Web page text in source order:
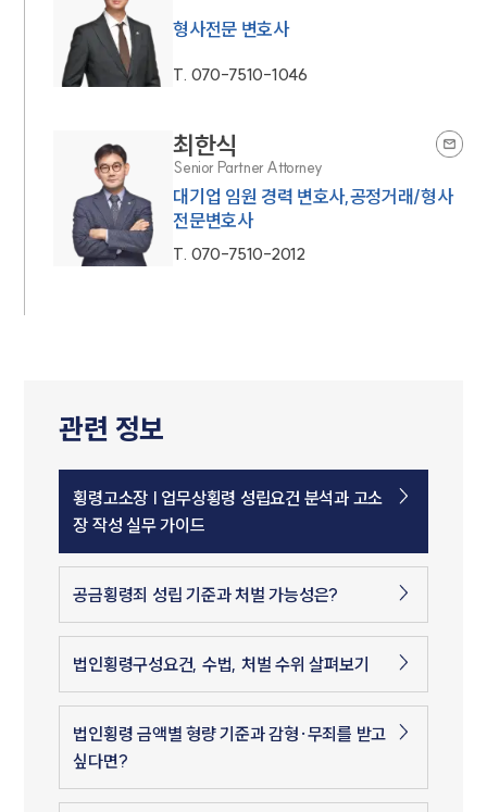
형사전문 변호사
T. 070-7510-1046
최한식
Senior Partner Attorney
대기업 임원 경력 변호사,공정거래/형사
전문변호사
T. 070-7510-2012
관련 정보
횡령고소장 | 업무상횡령 성립요건 분석과 고소
장 작성 실무 가이드
공금횡령죄 성립 기준과 처벌 가능성은?
법인횡령구성요건, 수법, 처벌 수위 살펴보기
법인횡령 금액별 형량 기준과 감형·무죄를 받고
싶다면?